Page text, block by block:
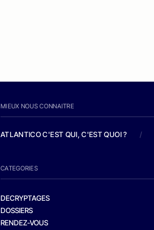
MIEUX NOUS CONNAITRE
ATLANTICO C'EST QUI, C'EST QUOI ? /
CATEGORIES
DECRYPTAGES
DOSSIERS
RENDEZ-VOUS